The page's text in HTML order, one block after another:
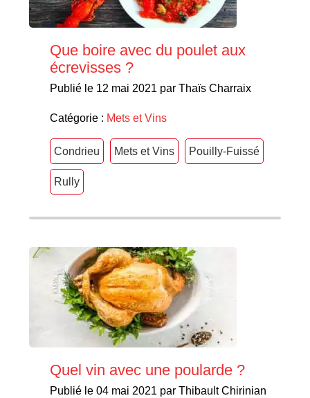
Que boire avec du poulet aux
écrevisses ?
Publié le 12 mai 2021 par Thaïs Charraix
Catégorie : Mets et Vins
Condrieu Mets et Vins Pouilly-Fuissé
Rully
Quel vin avec une poularde ?
Publié le 04 mai 2021 par Thibault Chirinian